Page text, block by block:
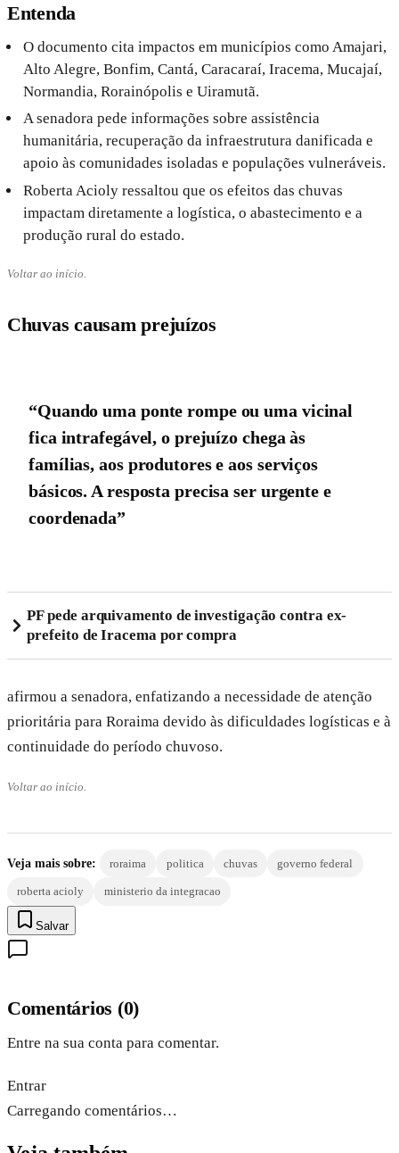
Entenda
O documento cita impactos em municípios como Amajari,
Alto Alegre, Bonfim, Cantá, Caracaraí, Iracema, Mucajaí,
Normandia, Rorainópolis e Uiramutã.
A senadora pede informações sobre assistência
humanitária, recuperação da infraestrutura danificada e
apoio às comunidades isoladas e populações vulneráveis.
Roberta Acioly ressaltou que os efeitos das chuvas
impactam diretamente a logística, o abastecimento e a
produção rural do estado.
Voltar ao início.
Chuvas causam prejuízos
“Quando uma ponte rompe ou uma vicinal
fica intrafegável, o prejuízo chega às
famílias, aos produtores e aos serviços
básicos. A resposta precisa ser urgente e
coordenada”
PF pede arquivamento de investigação contra ex-
prefeito de Iracema por compra
afirmou a senadora, enfatizando a necessidade de atenção
prioritária para Roraima devido às dificuldades logísticas e à
continuidade do período chuvoso.
Voltar ao início.
Veja mais sobre: roraima politica chuvas governo federal
roberta acioly ministerio da integracao
Salvar
Comentários (0)
Entre na sua conta para comentar.
Entrar
Carregando comentários…